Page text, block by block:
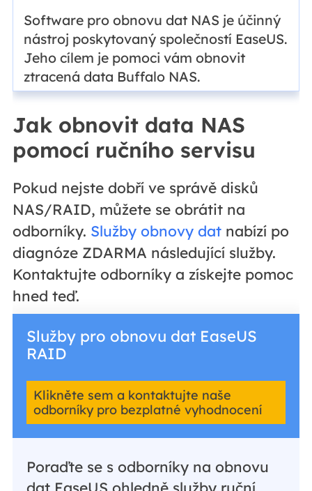
Software pro obnovu dat NAS je účinný
nástroj poskytovaný společností EaseUS.
Jeho cílem je pomoci vám obnovit
ztracená data Buffalo NAS.
Jak obnovit data NAS
pomocí ručního servisu
Pokud nejste dobří ve správě disků
NAS/RAID, můžete se obrátit na
odborníky. Služby obnovy datnabízí po
diagnóze ZDARMA následující služby.
Kontaktujte odborníky a získejte pomoc
hned teď.
Služby pro obnovu dat EaseUS
RAID
Klikněte sem a kontaktujte naše
odborníky pro bezplatné vyhodnocení
Poraďte se s odborníky na obnovu